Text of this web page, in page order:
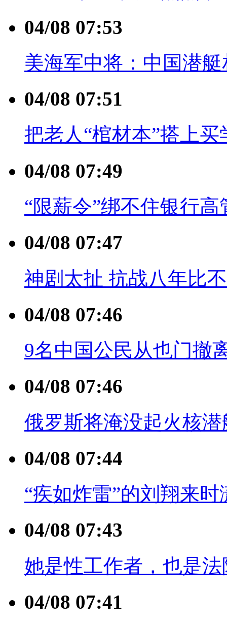
04/08 07:53
美海军中将：中国潜
04/08 07:51
把老人“棺材本”搭上
04/08 07:49
“限薪令”绑不住银行高
04/08 07:47
神剧太扯 抗战八年比
04/08 07:46
9名中国公民从也门撤
04/08 07:46
俄罗斯将淹没起火核
04/08 07:44
“疾如炸雷”的刘翔来
04/08 07:43
她是性工作者，也是
04/08 07:41